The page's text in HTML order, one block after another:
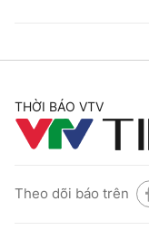
THỜI BÁO VTV
Theo dõi báo trên